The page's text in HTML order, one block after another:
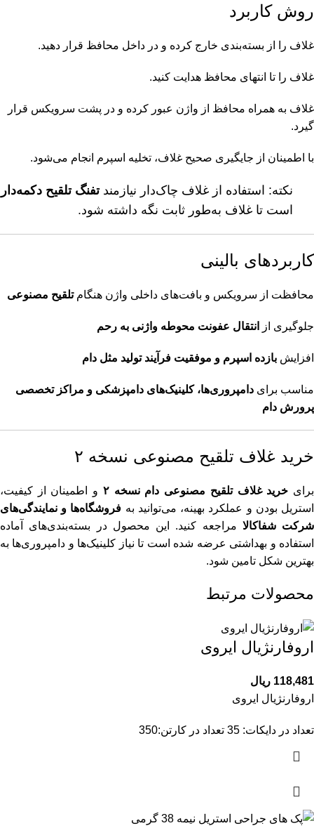
روش کاربرد
غلاف را از بسته‌بندی خارج کرده و در داخل محافظ قرار دهید.
غلاف را تا انتهای محافظ هدایت کنید.
غلاف به همراه محافظ از واژن عبور کرده و در پشت سرویکس قرار
گیرد.
با اطمینان از جایگیری صحیح غلاف، تخلیه اسپرم انجام می‌شود.
نکته: استفاده از غلاف چاک‌دار نیازمندتفنگ تلقیح دکمه‌دار
است تا غلاف به‌طور ثابت نگه داشته شود.
کاربردهای بالینی
محافظت از سرویکس و بافت‌های داخلی واژن هنگامتلقیح مصنوعی
جلوگیری از انتقال عفونت محوطه واژنی به رحم
افزایش بازده اسپرم و موفقیت فرآیند تولید مثل دام
مناسب برای دامپروری‌ها، کلینیک‌های دامپزشکی و مراکز تخصصی
پرورش دام
خرید غلاف تلقیح مصنوعی نسخه ۲
برای خرید غلاف تلقیح مصنوعی دام نسخه ۲
و اطمینان از کیفیت،
استریل بودن و عملکرد بهینه، می‌توانید به فروشگاه‌ها و نمایندگی‌های
شرکت شفاکالا مراجعه کنید. این محصول در بسته‌بندی‌های آماده
استفاده و بهداشتی عرضه شده است تا نیاز کلینیک‌ها و دامپروری‌ها به
بهترین شکل تامین شود.
محصولات مرتبط
اروفارنژیال ایروی
118,481 ریال
اروفارنژیال ایروی
تعداد در دایکات: 35 تعداد در کارتن:350